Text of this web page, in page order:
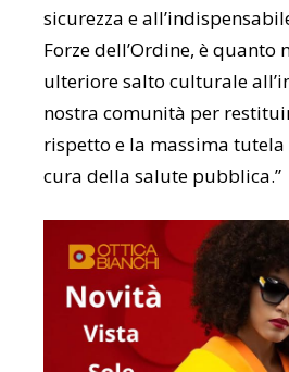
sicurezza e
Forze dell’Ordine, è quanto
ulteriore salto culturale
nostra comunità per
rispetto e la massima tutela
cura della salute pubblica.”